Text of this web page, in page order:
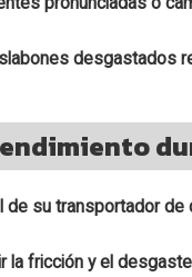
desgastados
su transportador de
la fricción y el